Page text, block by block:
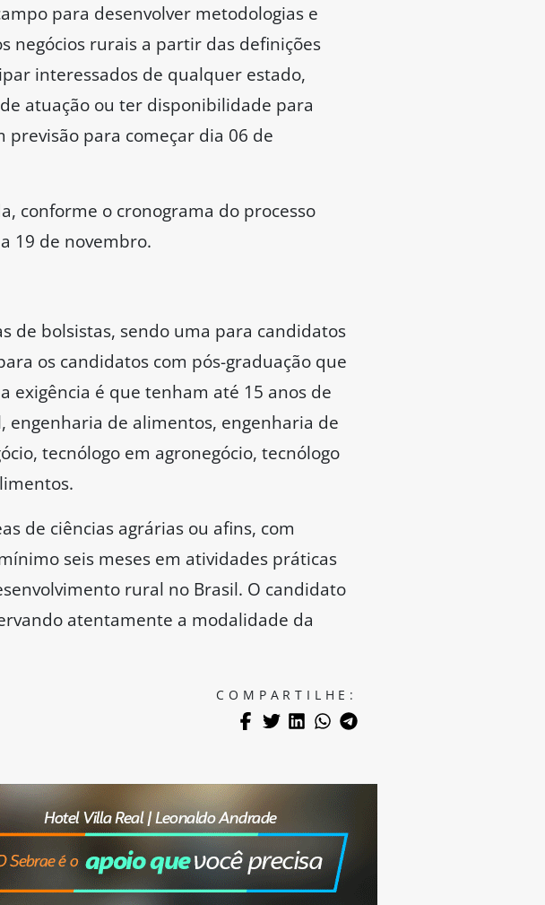
para desenvolver metodologias e
negócios rurais a partir das definições
interessados de qualquer estado,
atuação ou ter disponibilidade para
para começar dia 06 de
conforme o cronograma do processo
19 de novembro.
de bolsistas, sendo uma para candidatos
os candidatos com pós-graduação que
exigência é que tenham até 15 anos de
de alimentos, engenharia de
tecnólogo em agronegócio, tecnólogo
de ciências agrárias ou afins, com
seis meses em atividades práticas
rural no Brasil. O candidato
atentamente a modalidade da
COMPARTILHE: